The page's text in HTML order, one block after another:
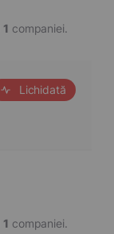
1 companiei.
Lichidată
1 companiei.